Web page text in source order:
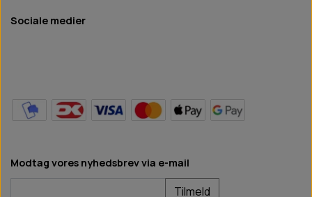
Sociale medier
Modtag vores nyhedsbrev via e-mail
Tilmeld